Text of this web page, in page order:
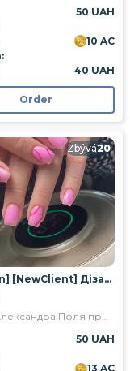
50 UAH
10 AC
40 UAH
Order
Zbývá20
[AlviCoin] [NewClient] Дізайн
Днепр Александра Поля проспект
50 UAH
13 AC